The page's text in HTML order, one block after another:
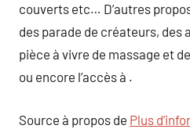
couverts etc… D’autres
des parade de créateurs, des
pièce à vivre de massage et
ou encore l’accès à .
Source à propos de Plus